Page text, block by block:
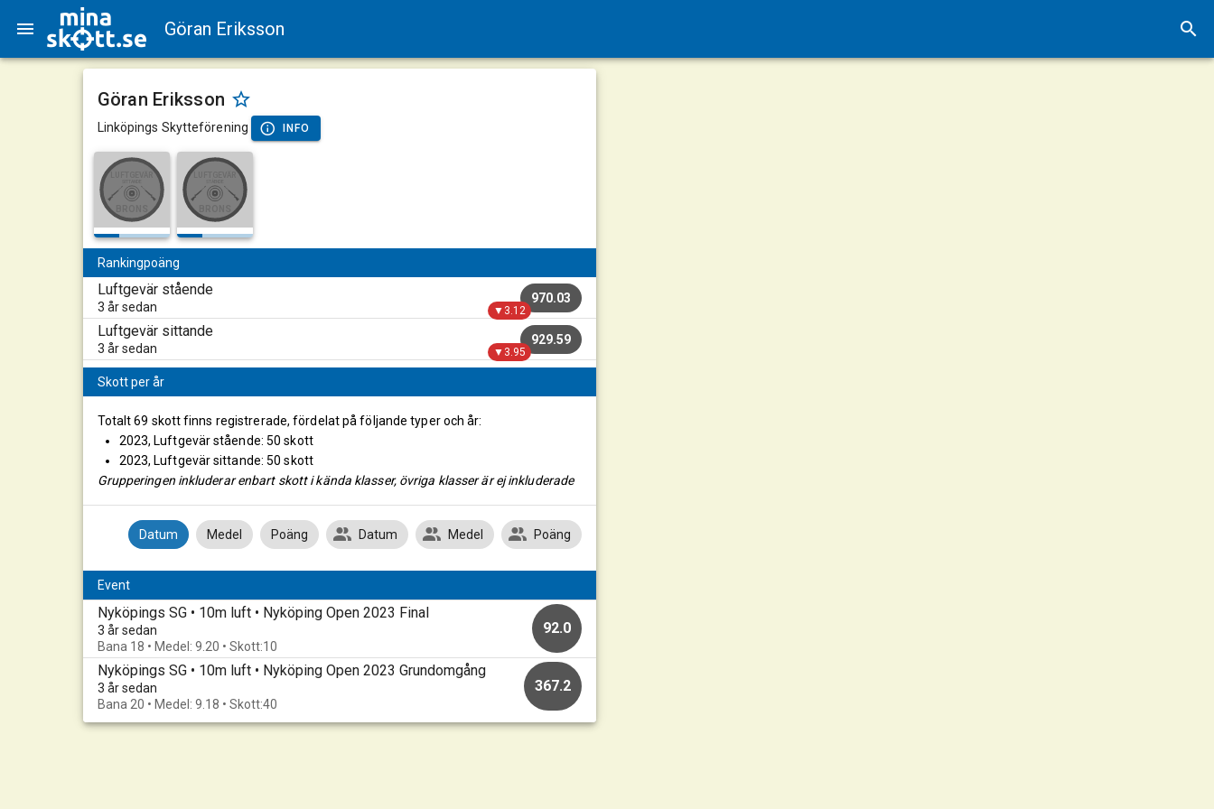
Göran Eriksson
Göran Eriksson
Linköpings Skytteförening INFO
Rankingpoäng
Luftgevär stående
3 år sedan
970.03
▼3.12
Luftgevär sittande
3 år sedan
929.59
▼3.95
Skott per år
Totalt 69 skott finns registrerade, fördelat på följande typer och år:
2023, Luftgevär stående: 50 skott
2023, Luftgevär sittande: 50 skott
Grupperingen inkluderar enbart skott i kända klasser, övriga klasser är ej inkluderade
Datum Medel Poäng Datum Medel Poäng
Event
Nyköpings SG • 10m luft • Nyköping Open 2023 Final
3 år sedan
Bana 18 • Medel: 9.20 • Skott:10
92.0
Nyköpings SG • 10m luft • Nyköping Open 2023 Grundomgång
3 år sedan
Bana 20 • Medel: 9.18 • Skott:40
367.2